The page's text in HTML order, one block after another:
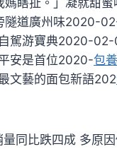
隧道廣州味2020-
駕游寶典2020-
安是首位2020-包
文藝的面包新語202
量同比跌四成 多原